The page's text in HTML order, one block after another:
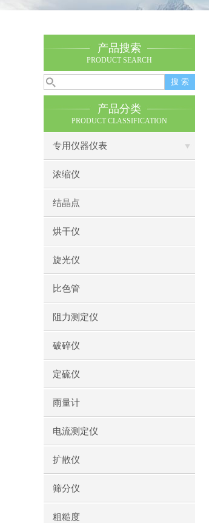
产品搜索
PRODUCT SEARCH
产品分类
PRODUCT CLASSIFICATION
专用仪器仪表
浓缩仪
结晶点
烘干仪
旋光仪
比色管
阻力测定仪
破碎仪
定硫仪
雨量计
电流测定仪
扩散仪
筛分仪
粗糙度